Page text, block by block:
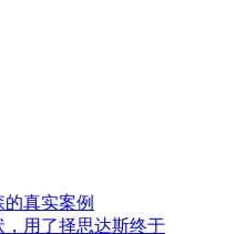
真实案例​
用了择思达斯终于